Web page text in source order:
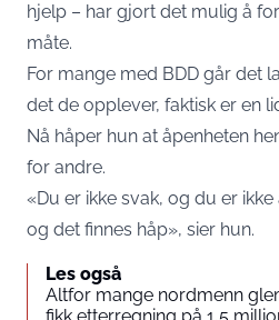
hjelp – har gjort det mulig å
måte.
For mange med BDD går det
det de opplever, faktisk er en
Nå håper hun at åpenheten
for andre.
«Du er ikke svak, og du er
og det finnes håp», sier hun.
Les også
Altfor mange nordmenn